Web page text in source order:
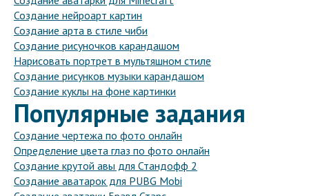
Создание нейроарт картин
Создание арта в стиле чиби
Создание рисуночков карандашом
Нарисовать портрет в мультяшном стиле
Создание рисунков музыки карандашом
Создание куклы на фоне картинки
Популярные задания
Создание чертежа по фото онлайн
Определение цвета глаз по фото онлайн
Создание крутой авы для Стандофф 2
Создание аватарок для PUBG Mobi